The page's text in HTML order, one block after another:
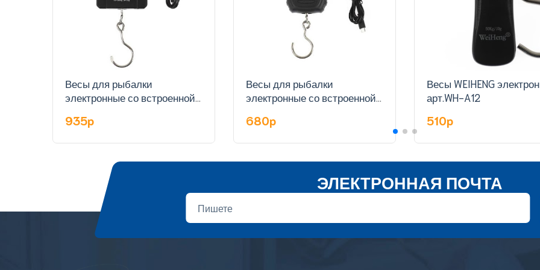
Весы для рыбалки
электронные со встроенной
935p
Весы для рыбалки
электронные со встроенной
680p
Весы WEIHENG
арт.WH-A12
510p
ЭЛЕКТРОННАЯ ПОЧТА